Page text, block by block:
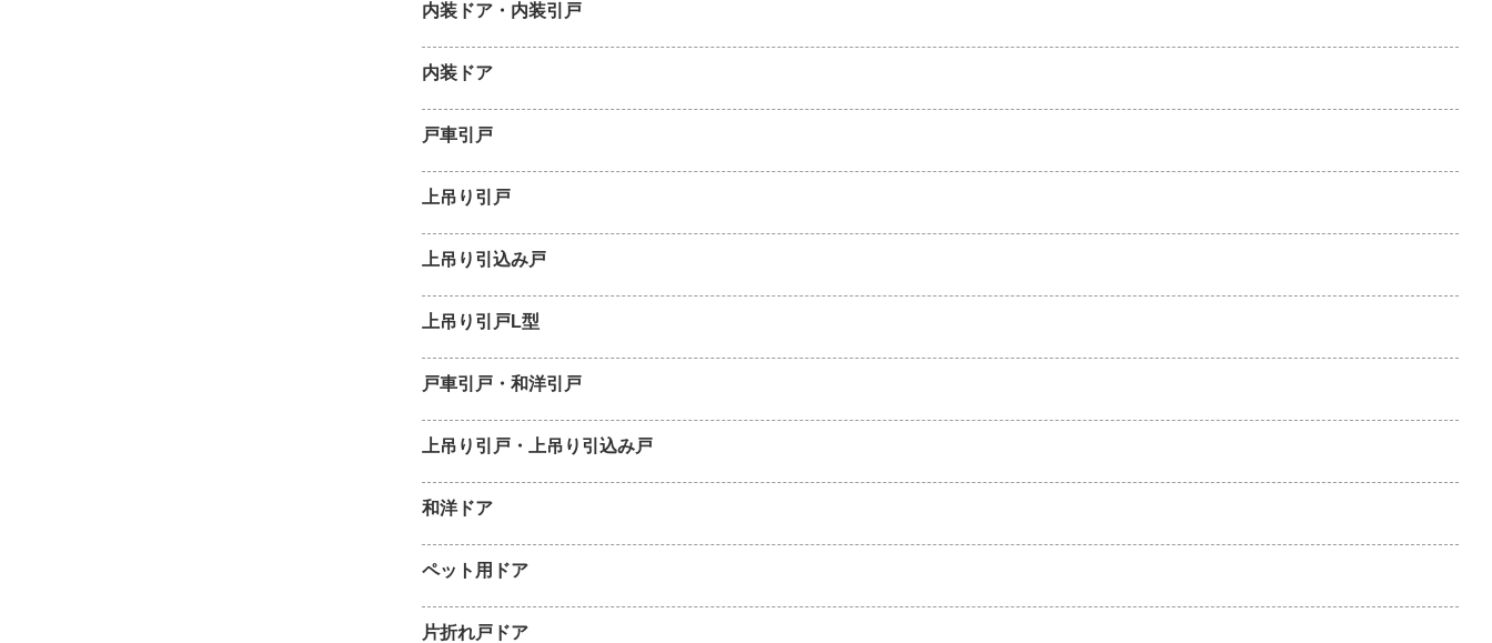
内装ドア・内装引戸
内装ドア
戸車引戸
上吊り引戸
上吊り引込み戸
上吊り引戸L型
戸車引戸・和洋引戸
上吊り引戸・上吊り引込み戸
和洋ドア
ペット用ドア
片折れ戸ドア